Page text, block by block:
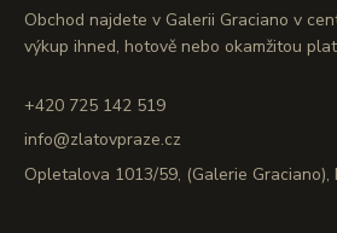
Obchod najdete v Galerii Graciano v
výkup ihned, hotově nebo okamžitou
+420 725 142 519
info@zlatovpraze.cz
Opletalova 1013/59, (Galerie Graciano),